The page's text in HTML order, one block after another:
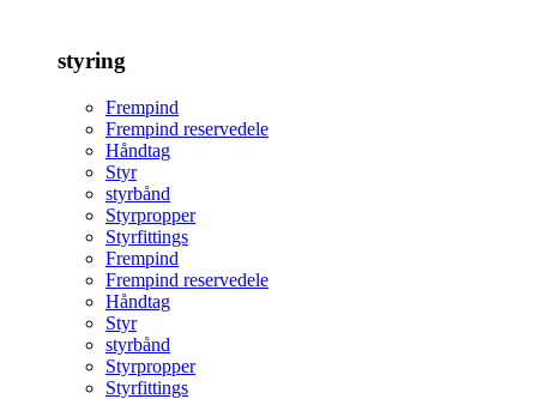
styring
Frempind
Frempind reservedele
Håndtag
Styr
styrbånd
Styrpropper
Styrfittings
Frempind
Frempind reservedele
Håndtag
Styr
styrbånd
Styrpropper
Styrfittings